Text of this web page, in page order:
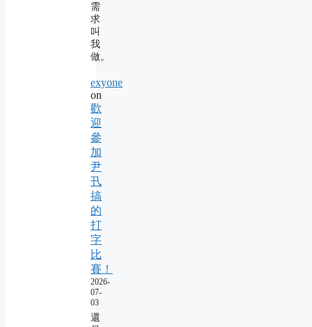
需
求
叫
我
做。
exyone
on
歡
迎
參
加
尹
卂
搞
的
打
字
比
賽！
2026-
07-
03
還